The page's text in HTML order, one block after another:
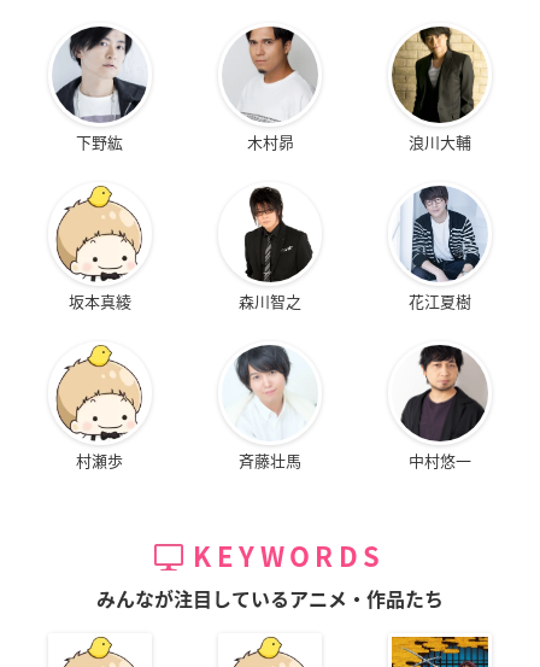
下野紘 木村昴 浪川大輔
坂本真綾 森川智之 花江夏樹
村瀬歩 斉藤壮馬 中村悠一
KEYWORDS
みんなが注目しているアニメ・作品たち